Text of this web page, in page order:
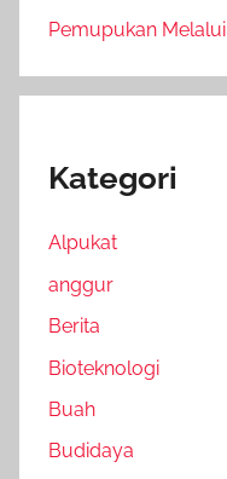
Pemupukan
Kategori
Alpukat
anggur
Berita
Bioteknologi
Buah
Budidaya